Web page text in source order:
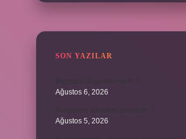
SON YAZILAR
Ağustos 6, 2026
Ağustos 5, 2026